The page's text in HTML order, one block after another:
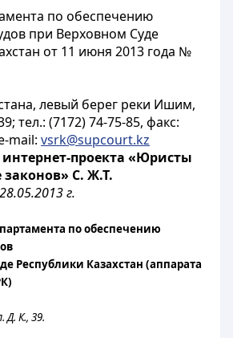
по обеспечению
при Верховном Суде
от 11 июня 2013 года №
левый берег реки Ишим,
тел.: (7172) 74-75-85, факс:
mail: vsrk@supcourt.kz
проекта «Юристы
С. Ж.Т.
г.
по обеспечению
Республики Казахстан (аппарата
Д. К., 39.